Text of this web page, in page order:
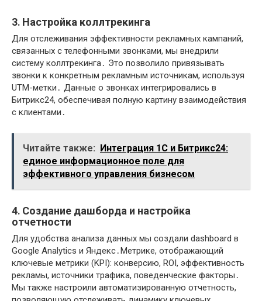
3․ Настройка коллтрекинга
Для отслеживания эффективности рекламных кампаний,
связанных с телефонными звонками, мы внедрили
систему коллтрекинга․ Это позволило привязывать
звонки к конкретным рекламным источникам, используя
UTM-метки․ Данные о звонках интегрировались в
Битрикс24, обеспечивая полную картину взаимодействия
с клиентами․
Читайте также: Интеграция 1С и Битрикс24:
единое информационное поле для
эффективного управления бизнесом
4․ Создание дашборда и настройка
отчетности
Для удобства анализа данных мы создали dashboard в
Google Analytics и Яндекс․Метрике, отображающий
ключевые метрики (KPI): конверсию, ROI, эффективность
рекламы, источники трафика, поведенческие факторы․
Мы также настроили автоматизированную отчетность,